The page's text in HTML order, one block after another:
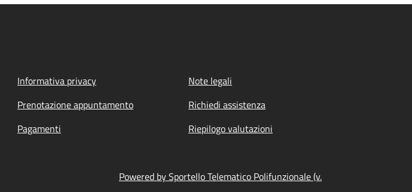
Informativa privacy
Note legali
Prenotazione appuntamento
Richiedi assistenza
Pagamenti
Riepilogo valutazioni
Powered by Sportello Telematico Polifunzionale (v.